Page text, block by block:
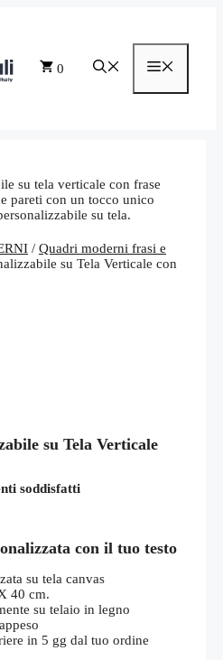
0
/ Quadri moderni frasi e
su Tela Verticale con
su Tela Verticale
soddisfatti
con il tuo testo
su tela canvas
40 cm.
su telaio in legno
in 5 gg dal tuo ordine